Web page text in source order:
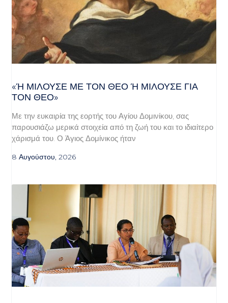
«Ή ΜΙΛΟΎΣΕ ΜΕ ΤΟΝ ΘΕΌ Ή ΜΙΛΟΎΣΕ ΓΙΑ ΤΟ
Ν ΘΕΌ»
Με την ευκαιρία της εορτής του Αγίου Δομινίκου, σας
παρουσιάζω μερικά στοιχεία από τη ζωή του και το ιδιαίτερο
χάρισμά του. Ο Άγιος Δομίνικος ήταν
8 Αυγούστου, 2026